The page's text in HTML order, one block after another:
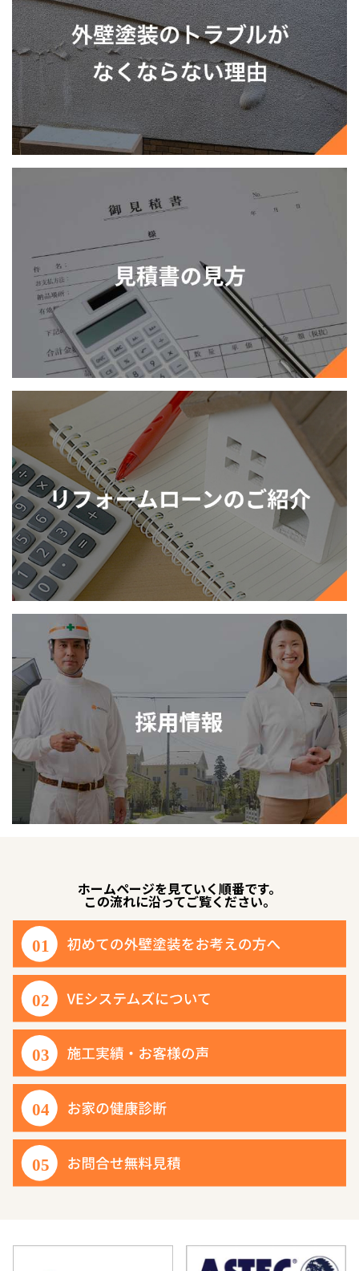
ホームページを見ていく順番です。
この流れに沿ってご覧ください。